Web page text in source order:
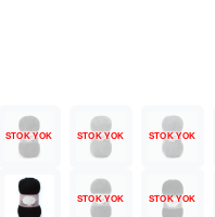
STOK YOK STOK YOK STOK YOK
STOK YOK STOK YOK